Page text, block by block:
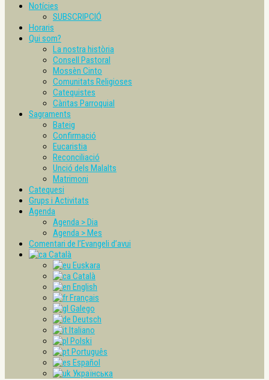
Notícies
SUBSCRIPCIÓ
Horaris
Qui som?
La nostra història
Consell Pastoral
Mossèn Cinto
Comunitats Religioses
Catequistes
Càritas Parroquial
Sagraments
Bateig
Confirmació
Eucaristia
Reconciliació
Unció dels Malalts
Matrimoni
Catequesi
Grups i Activitats
Agenda
Agenda > Dia
Agenda > Mes
Comentari de l’Evangeli d’avui
Català
Euskara
Català
English
Français
Galego
Deutsch
Italiano
Polski
Português
Español
Українська